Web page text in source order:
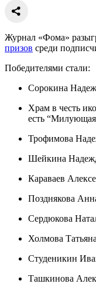
Журнал «Фома»
призов среди
Победителями стали:
Сорокина
Храм в честь
есть
Трофимова
Шейкина
Караваев
Позднякова
Сердюкова
Холмова
Студеникин
Ташкинова